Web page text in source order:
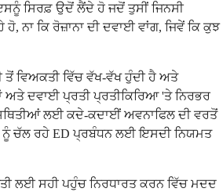
ਸਿਰਫ਼ ਉਦੋਂ ਲੈਂਦੇ ਹੋ ਜਦੋਂ ਤੁਸੀਂ ਜਿਨਸੀ
ਹੋ, ਨਾ ਕਿ ਰੋਜ਼ਾਨਾ ਦੀ ਦਵਾਈ ਵਾਂਗ, ਜਿਵੇਂ ਕਿ ਕੁਝ
ਵਿਅਕਤੀ ਵਿੱਚ ਵੱਖ-ਵੱਖ ਹੁੰਦੀ ਹੈ ਅਤੇ
ਅਤੇ ਦਵਾਈ ਪ੍ਰਤੀ ਪ੍ਰਤੀਕਿਰਿਆ 'ਤੇ ਨਿਰਭਰ
ਲਈ ਕਦੇ-ਕਦਾਈਂ ਅਵਨਾਫਿਲ ਦੀ ਵਰਤੋਂ
ਚੱਲ ਰਹੇ ED ਪ੍ਰਬੰਧਨ ਲਈ ਇਸਦੀ ਨਿਯਮਤ
ਲਈ ਸਹੀ ਪਹੁੰਚ ਨਿਰਧਾਰਤ ਕਰਨ ਵਿੱਚ ਮਦਦ